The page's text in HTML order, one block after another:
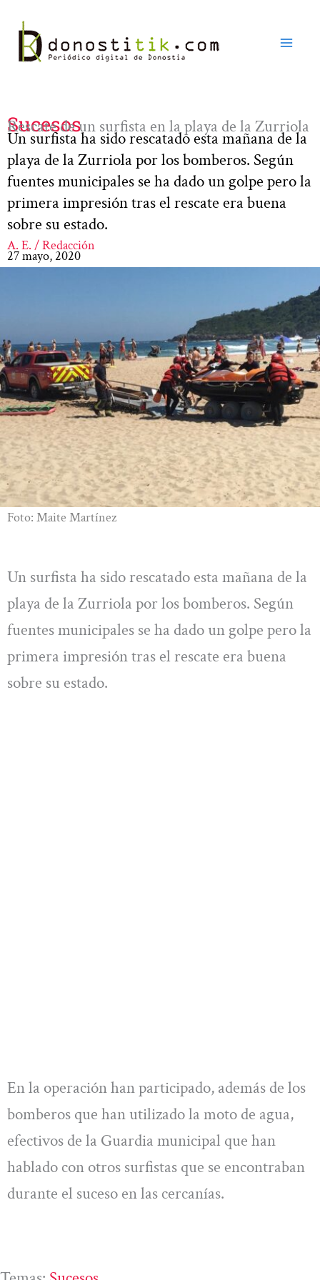
contenido
Sucesos
Rescate de un surfista en la playa de la Zurriola
Un surfista ha sido rescatado esta mañana de la
playa de la Zurriola por los bomberos. Según
fuentes municipales se ha dado un golpe pero la
primera impresión tras el rescate era buena
sobre su estado.
A. E. / Redacción
27 mayo, 2020
Foto: Maite Martínez
Un surfista ha sido rescatado esta mañana de la
playa de la Zurriola por los bomberos. Según
fuentes municipales se ha dado un golpe pero la
primera impresión tras el rescate era buena
sobre su estado.
En la operación han participado, además de los
bomberos que han utilizado la moto de agua,
efectivos de la Guardia municipal que han
hablado con otros surfistas que se encontraban
durante el suceso en las cercanías.